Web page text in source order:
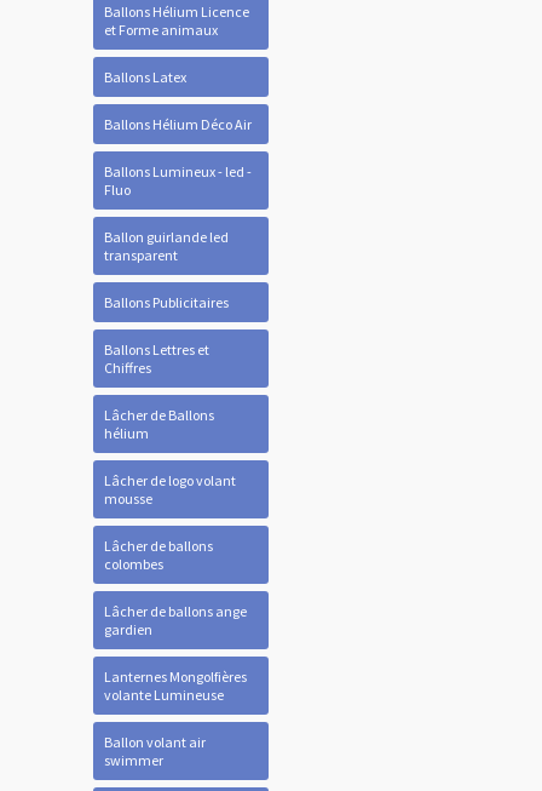
Ballons Hélium Licence
et Forme animaux
Ballons Latex
Ballons Hélium Déco Air
Ballons Lumineux - led -
Fluo
Ballon guirlande led
transparent
Ballons Publicitaires
Ballons Lettres et
Chiffres
Lâcher de Ballons
hélium
Lâcher de logo volant
mousse
Lâcher de ballons
colombes
Lâcher de ballons ange
gardien
Lanternes Mongolfières
volante Lumineuse
Ballon volant air
swimmer